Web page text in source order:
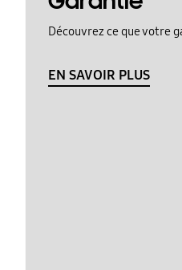
Découvrez ce que votre
EN SAVOIR PLUS